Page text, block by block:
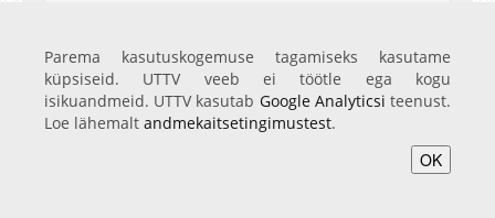
Parema kasutuskogemuse tagamiseks kasutame
küpsiseid. UTTV veeb ei töötle ega kogu
isikuandmeid. UTTV kasutab Google Analyticsi teenust.
Loe lähemalt andmekaitsetingimustest.
OK